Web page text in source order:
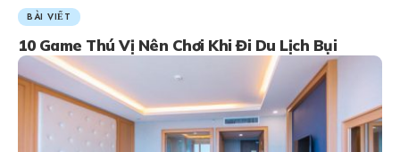
BÀI VIẾT
10 Game Thú Vị Nên Chơi Khi Đi Du Lịch Bụi